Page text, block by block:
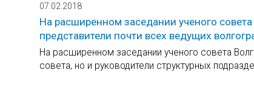
07.02.2018
На расширенном заседании ученого
представители почти всех ведущих
На расширенном заседании ученого совета
совета, но и руководители структурных